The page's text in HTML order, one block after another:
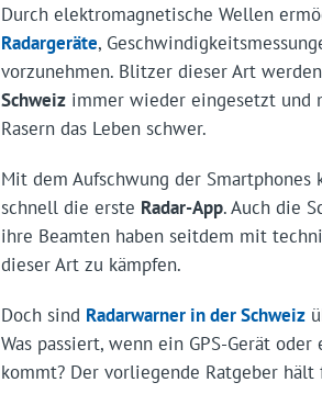
Durch elektromagnetische Wellen
Radargeräte,
vorzunehmen. Blitzer dieser Art
Schweizimmer wieder eingesetzt und
Rasern das Leben schwer.
Mit dem Aufschwung der Smartphones
schnell die erste Radar-App. Auch die
ihre Beamten haben seitdem mit
dieser Art zu kämpfen.
Doch sind Radarwarner in der Schweiz
Was passiert, wenn ein GPS-Gerät oder
kommt? Der vorliegende Ratgeber